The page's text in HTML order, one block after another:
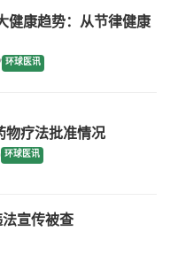
康趋势：从节律健康
环球医讯
疗法批准情况
环球医讯
宣传被查